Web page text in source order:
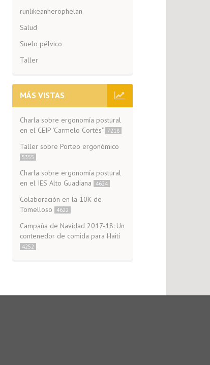
runlikeanherophelan
Salud
Suelo pélvico
Taller
MÁS VISTAS
Charla sobre ergonomía postural
en el CEIP "Carmelo Cortés" 7218
Taller sobre Porteo ergonómico
5355
Charla sobre ergonomía postural
en el IES Alto Guadiana
4624
Colaboración en la 10K de
Tomelloso
4622
Campaña de Navidad 2017-18: Un
contenedor de comida para Haití
4252